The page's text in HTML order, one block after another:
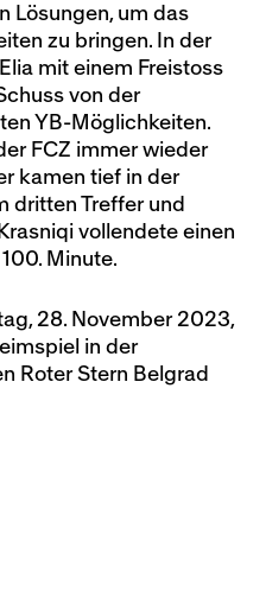
Lösungen, um das
zu bringen. In der
mit einem Freistoss
von der
YB-Möglichkeiten.
FCZ immer wieder
kamen tief in der
dritten Treffer und
vollendete einen
Minute.
28. November 2023,
in der
Roter Stern Belgrad